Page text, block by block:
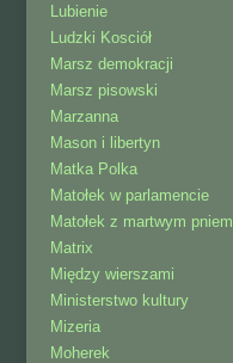
Lubienie
Ludzki Kosciół
Marsz demokracji
Marsz pisowski
Marzanna
Mason i libertyn
Matka Polka
Matołek w parlamencie
Matołek z martwym pniem
Matrix
Między wierszami
Ministerstwo kultury
Mizeria
Moherek